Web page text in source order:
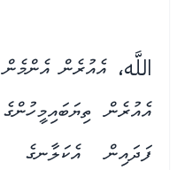
اللَّه، އެއުރެން
އެއުރެން
ފަދައިން